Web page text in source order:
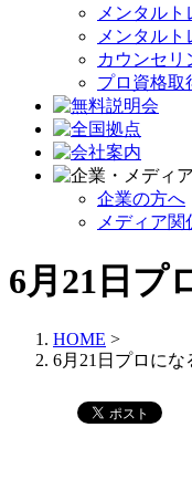
メンタル
メンタル
カウンセリ
プロ資格取
企業の方へ
メディア関
6月21日プ
HOME >
6月21日プロに